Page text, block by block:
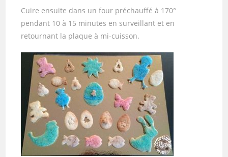
Cuire ensuite dans un four préchauffé à 170°
pendant 10 à 15 minutes en surveillant et en
retournant la plaque à mi-cuisson.